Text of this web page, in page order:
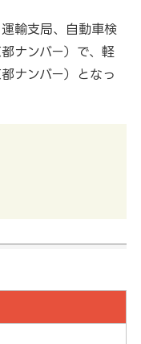
輸支局、自動車検
都ナンバー）で、軽
ナンバー）となっ